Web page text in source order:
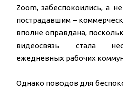
Zoom, забеспокоились, а
пострадавшим –
вполне оправдана,
видеосвязь стала
ежедневных рабочих
Однако поводов для